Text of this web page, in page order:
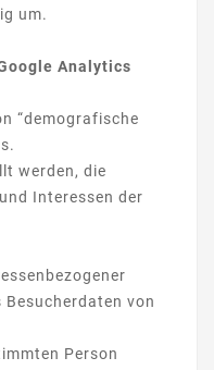
um.
Analytics
“demografische
werden, die
Interessen der
Besucherdaten von
Person